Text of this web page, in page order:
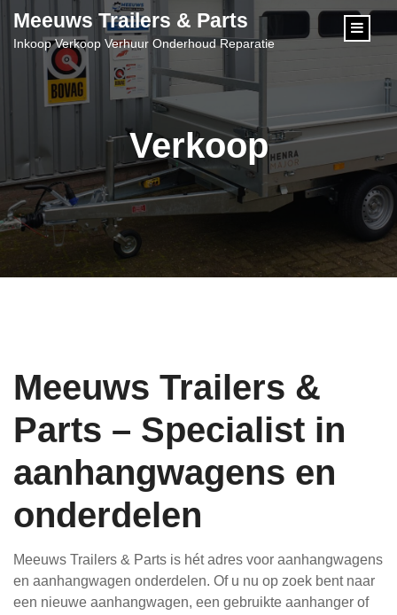
Meeuws Trailers & Parts
Inkoop Verkoop Verhuur Onderhoud Reparatie
Verkoop
Meeuws Trailers &
Parts – Specialist in
aanhangwagens en
onderdelen
Meeuws Trailers & Parts is hét adres voor aanhangwagens
en aanhangwagen onderdelen. Of u nu op zoek bent naar
een nieuwe aanhangwagen, een gebruikte aanhanger of